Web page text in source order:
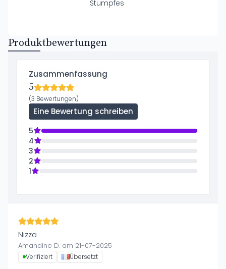
Stumpfes
Produktbewertungen
Zusammenfassung
5
(3 Bewertungen)
Eine Bewertung schreiben
5
4
3
2
1
Nizza
Amandine D. am 21-07-2025
Verifiziert Übersetzt